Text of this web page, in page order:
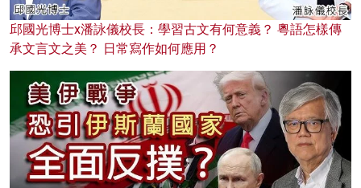
邱國光博士x潘詠儀校長：學習古文有何意義？ 粵語怎樣傳
承文言文之美？ 日常寫作如何應用？